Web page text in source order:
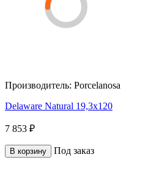
Производитель: Porcelanosa
Delaware Natural 19,3x120
7 853 ₽
В корзину Под заказ